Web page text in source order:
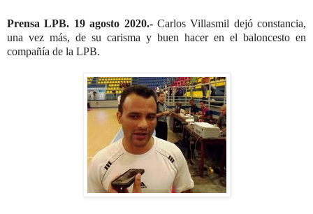
Prensa LPB. 19 agosto 2020.-Carlos Villasmil dejó constancia,
una vez más, de su carisma y buen hacer en el baloncesto en
compañía de la LPB.